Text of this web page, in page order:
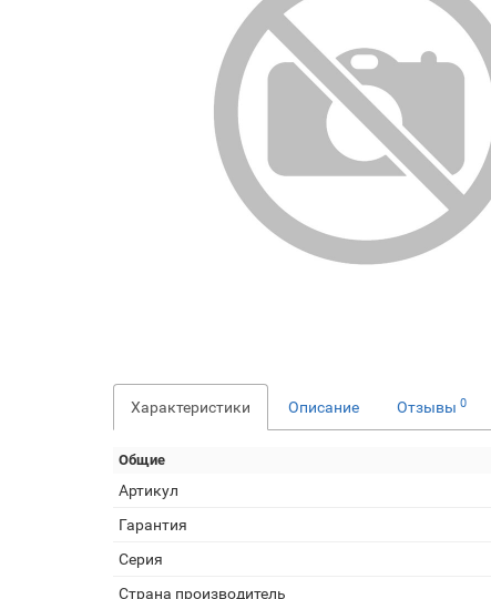
Характеристики Описание Отзывы 0
Общие
Артикул
Гарантия
Серия
Страна производитель